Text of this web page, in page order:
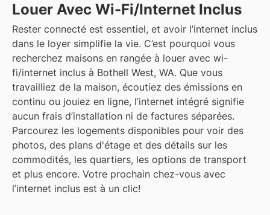
Louer Avec Wi-Fi/Internet Inclus
Rester connecté est essentiel, et avoir l’internet inclus
dans le loyer simplifie la vie. C’est pourquoi vous
recherchez maisons en rangée à louer avec wi-
fi/internet inclus à Bothell West, WA. Que vous
travailliez de la maison, écoutiez des émissions en
continu ou jouiez en ligne, l’internet intégré signifie
aucun frais d’installation ni de factures séparées.
Parcourez les logements disponibles pour voir des
photos, des plans d'étage et des détails sur les
commodités, les quartiers, les options de transport
et plus encore. Votre prochain chez-vous avec
l’internet inclus est à un clic!